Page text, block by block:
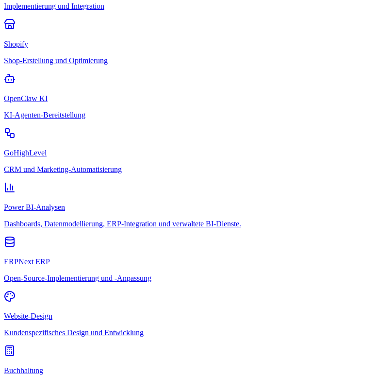
Implementierung und Integration
Shopify
Shop-Erstellung und Optimierung
OpenClaw KI
KI-Agenten-Bereitstellung
GoHighLevel
CRM und Marketing-Automatisierung
Power BI-Analysen
Dashboards, Datenmodellierung, ERP-Integration und verwaltete BI-Dienste.
ERPNext ERP
Open-Source-Implementierung und -Anpassung
Website-Design
Kundenspezifisches Design und Entwicklung
Buchhaltung